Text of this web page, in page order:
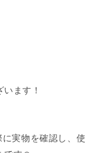
ます！
実物を確認し、使